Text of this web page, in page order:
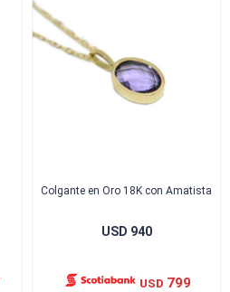
Colgante en Oro 18K con Amatista
USD 940
USD 799